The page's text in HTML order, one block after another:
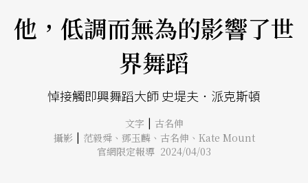
他，低調而無為的影響了世
界舞蹈
悼接觸即興舞蹈大師 史堤夫．派克斯頓
文字 | 古名伸
攝影 | 范毅舜、 鄧玉麟、 古名伸 、 Kate Mount
官網限定報導 2024/04/03